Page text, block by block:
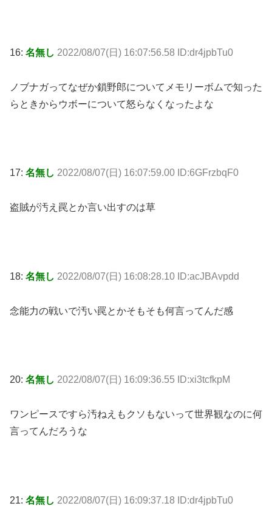
16: 名無し 2022/08/07(日) 16:07:56.58 ID:dr4jpbTu0
ノブナガってなぜか鎖野郎についてメモリーボムで知った
らときからウボーについて怒らなくなったよな
17: 名無し 2022/08/07(日) 16:07:59.00 ID:6GFrzbqF0
盗賊が汚え罠とか言い出すのは草
18: 名無し 2022/08/07(日) 16:08:28.10 ID:acJBAvpdd
念能力の戦いで汚い罠とかそもそも何言ってんだ感
20: 名無し 2022/08/07(日) 16:09:36.55 ID:xi3tcfkpM
ワンピースですら汚ねえもクソもないって世界観なのに何
言ってんだろうな
21: 名無し 2022/08/07(日) 16:09:37.18 ID:dr4jpbTu0